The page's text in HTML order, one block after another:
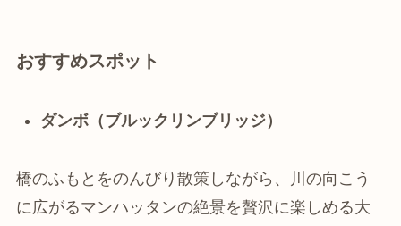
おすすめスポット
ダンボ（ブルックリンブリッジ）
橋のふもとをのんびり散策しながら、川の向こう
に広がるマンハッタンの絶景を贅沢に楽しめる大